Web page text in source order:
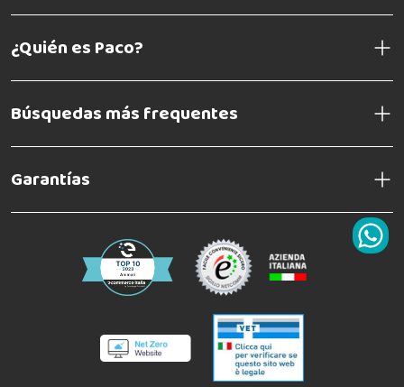
¿Quién es Paco?
Búsquedas más frequentes
Garantías